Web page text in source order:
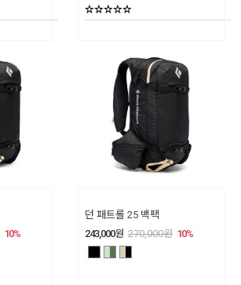
10%
던 패트롤 25 백팩
243,000원 270,000원 10%